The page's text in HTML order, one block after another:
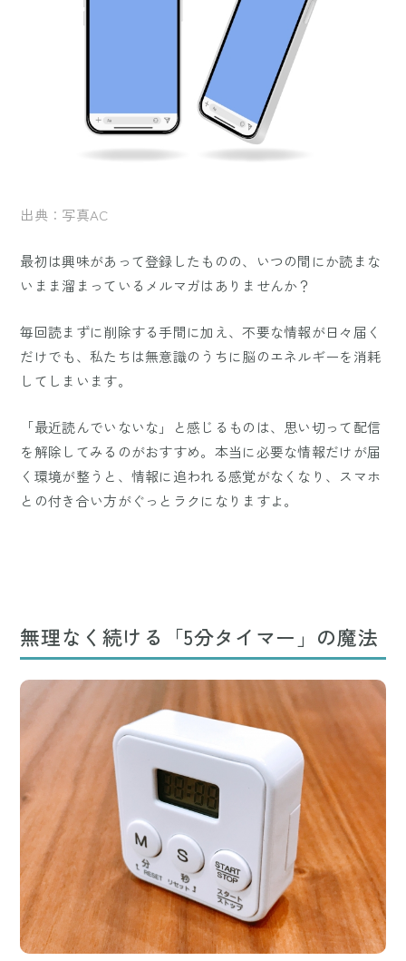
出典：写真AC
最初は興味があって登録したものの、いつの間にか読まな
いまま溜まっているメルマガはありませんか？
毎回読まずに削除する手間に加え、不要な情報が日々届く
だけでも、私たちは無意識のうちに脳のエネルギーを消耗
してしまいます。
「最近読んでいないな」と感じるものは、思い切って配信
を解除してみるのがおすすめ。本当に必要な情報だけが届
く環境が整うと、情報に追われる感覚がなくなり、スマホ
との付き合い方がぐっとラクになりますよ。
無理なく続ける「5分タイマー」の魔法